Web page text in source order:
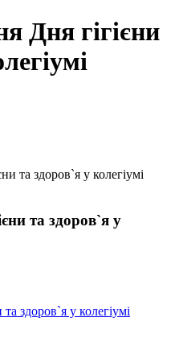
Дня гігієни
та здоров`я у колегіумі
та здоров`я у
здоров`я у колегіумі